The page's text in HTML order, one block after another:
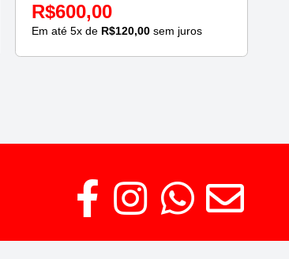
R$600,00
Em até 5x de R$120,00sem juros